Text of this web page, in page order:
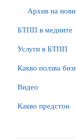
Архив на
БTПП в медиите
Услуги в БТПП
Какво ползва
Видео
Какво предстои